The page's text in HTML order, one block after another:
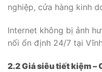
nghiệp, cửa hàng kinh
Internet không bị ảnh
nối ổn định 24/7 tại
2.2 Giá siêu tiết kiệm